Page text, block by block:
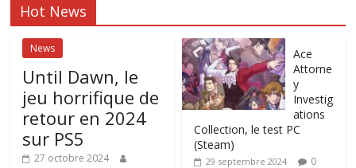
Hot News
News
Until Dawn, le
jeu horrifique de
retour en 2024
sur PS5
27 octobre 2024
Ace
Attorne
y
Investig
ations
Collection, le test PC
(Steam)
29 septembre 2024 0